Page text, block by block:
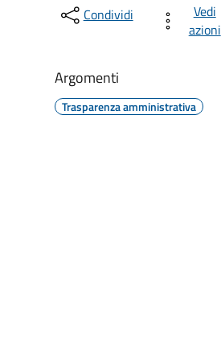
Condividi
Vedi
azioni
Argomenti
Trasparenza amministrativa